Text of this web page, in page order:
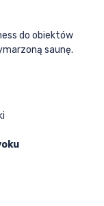
do obiektów
saunę.